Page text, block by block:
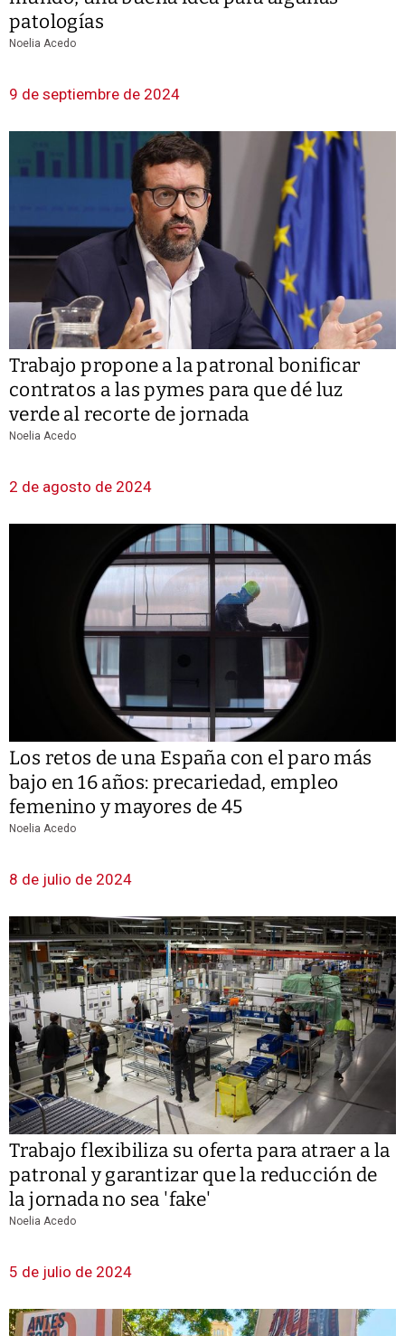
patologías
Noelia Acedo
9 de septiembre de 2024
Trabajo propone a la patronal bonificar
contratos a las pymes para que dé luz
verde al recorte de jornada
Noelia Acedo
2 de agosto de 2024
Los retos de una España con el paro más
bajo en 16 años: precariedad, empleo
femenino y mayores de 45
Noelia Acedo
8 de julio de 2024
Trabajo flexibiliza su oferta para atraer a la
patronal y garantizar que la reducción de
la jornada no sea 'fake'
Noelia Acedo
5 de julio de 2024